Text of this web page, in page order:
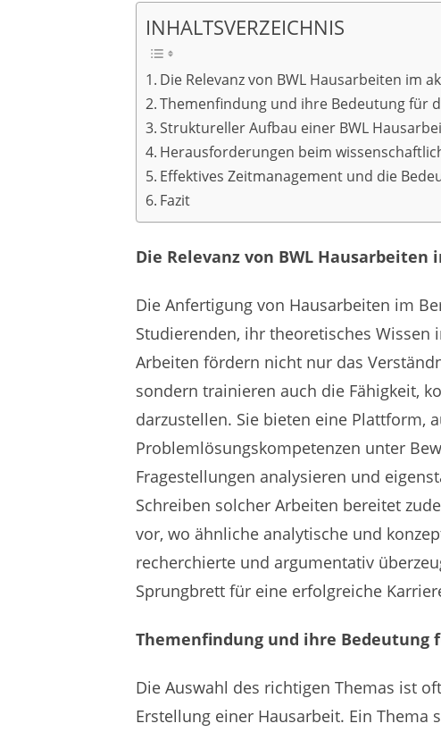
INHALTSVERZEICHNIS
Die Relevanz von BWL Hausarbeiten im
Themenfindung und ihre Bedeutung für
Struktureller Aufbau einer BWL
Herausforderungen beim
Effektives Zeitmanagement und die
Fazit
Die Relevanz von BWL
Die Anfertigung von Hausarbeiten im
Studierenden, ihr theoretisches Wissen
Arbeiten fördern nicht nur das
sondern trainieren auch die Fähigkeit,
darzustellen. Sie bieten eine Plattform,
Problemlösungskompetenzen unter
Fragestellungen analysieren und
Schreiben solcher Arbeiten bereitet
vor, wo ähnliche analytische und
recherchierte und argumentativ
Sprungbrett für eine erfolgreiche
Themenfindung und ihre Bedeutung
Die Auswahl des richtigen Themas ist
Erstellung einer Hausarbeit. Ein